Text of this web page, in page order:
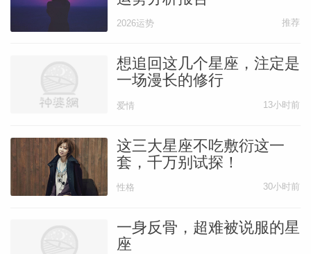
2026运势 推荐
想追回这几个星座，注定是
一场漫长的修行
爱情 13小时前
这三大星座不吃敷衍这一
套，千万别试探！
性格 30小时前
一身反骨，超难被说服的星
座